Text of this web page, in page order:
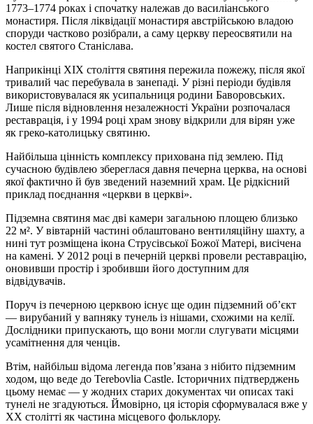
1773–1774 роках і спочатку належав до василіанського
монастиря. Після ліквідації монастиря австрійською владою
споруди частково розібрали, а саму церкву переосвятили на
костел святого Станіслава.
Наприкінці XIX століття святиня пережила пожежу, після якої
тривалий час перебувала в занепаді. У різні періоди будівля
використовувалася як усипальниця родини Баворовських.
Лише після відновлення незалежності України розпочалася
реставрація, і у 1994 році храм знову відкрили для вірян уже
як греко-католицьку святиню.
Найбільша цінність комплексу прихована під землею. Під
сучасною будівлею збереглася давня печерна церква, на основі
якої фактично й був зведений наземний храм. Це рідкісний
приклад поєднання «церкви в церкві».
Підземна святиня має дві камери загальною площею близько
22 м². У вівтарній частині облаштовано вентиляційну шахту, а
нині тут розміщена ікона Струсівської Божої Матері, висічена
на камені. У 2012 році в печерній церкві провели реставрацію,
оновивши простір і зробивши його доступним для
відвідувачів.
Поруч із печерною церквою існує ще один підземний об’єкт
— вирубаний у вапняку тунель із нішами, схожими на келії.
Дослідники припускають, що вони могли слугувати місцями
усамітнення для ченців.
Втім, найбільш відома легенда пов’язана з нібито підземним
ходом, що веде до Terebovlia Castle. Історичних підтверджень
цьому немає — у жодних старих документах чи описах такі
тунелі не згадуються. Ймовірно, ця історія сформувалася вже у
XX столітті як частина місцевого фольклору.